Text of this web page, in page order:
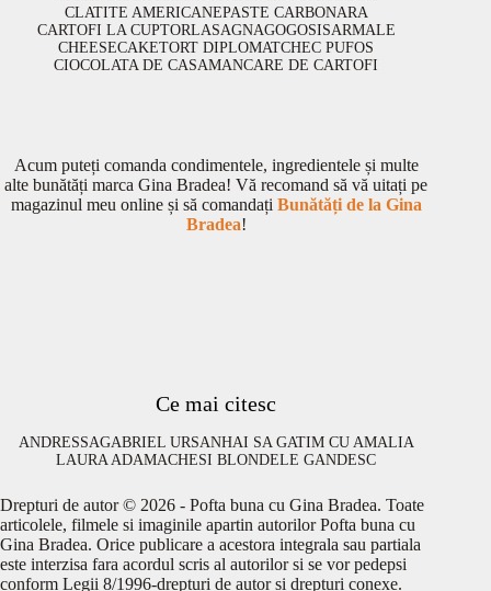
CLATITE AMERICANEPASTE CARBONARA
CARTOFI LA CUPTORLASAGNAGOGOSISARMALE
CHEESECAKETORT DIPLOMATCHEC PUFOS
CIOCOLATA DE CASAMANCARE DE CARTOFI
Acum puteți comanda condimentele, ingredientele și multe
alte bunătăți marca Gina Bradea! Vă recomand să vă uitați pe
magazinul meu online și să comandați Bunătăți de la Gina
Bradea!
Ce mai citesc
ANDRESSAGABRIEL URSANHAI SA GATIM CU AMALIA
LAURA ADAMACHESI BLONDELE GANDESC
Drepturi de autor © 2026 - Pofta buna cu Gina Bradea. Toate
articolele, filmele si imaginile apartin autorilor Pofta buna cu
Gina Bradea. Orice publicare a acestora integrala sau partiala
este interzisa fara acordul scris al autorilor si se vor pedepsi
conform Legii 8/1996-drepturi de autor si drepturi conexe.